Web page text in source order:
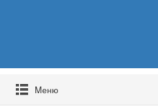
Mеню